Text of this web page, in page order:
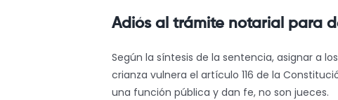
Adiós al trámite notarial para
Según la síntesis de la sentencia, asignar a
crianza vulnera el artículo 116 de la
una función pública y dan fe, no son jueces.